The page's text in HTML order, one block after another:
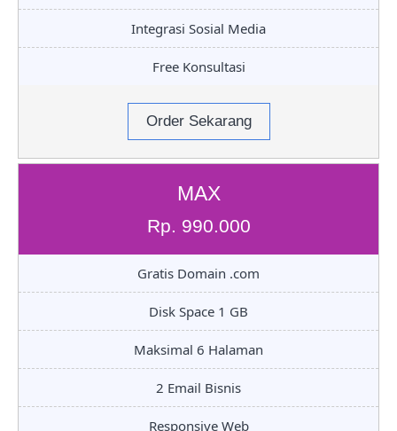
Integrasi Sosial Media
Free Konsultasi
Order Sekarang
MAX
Rp. 990.000
Gratis Domain .com
Disk Space 1 GB
Maksimal 6 Halaman
2 Email Bisnis
Responsive Web